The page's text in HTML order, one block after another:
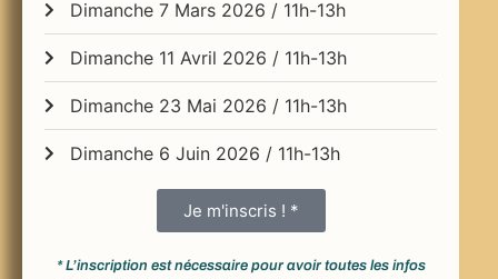
Dimanche 7 Mars 2026 / 11h-13h
Dimanche 11 Avril 2026 / 11h-13h
Dimanche 23 Mai 2026 / 11h-13h
Dimanche 6 Juin 2026 / 11h-13h
Je m'inscris ! *
* L’inscription est nécessaire pour avoir toutes les infos